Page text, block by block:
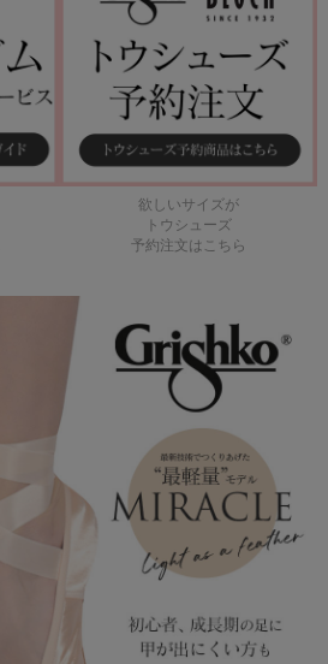
欲しいサイズが
トウシューズ
予約注文はこちら